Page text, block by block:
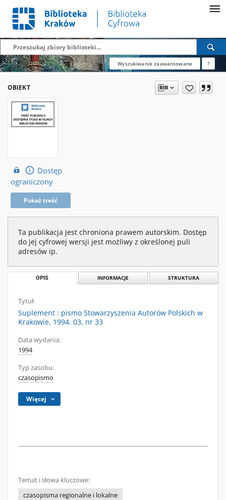
Wyszukiwanie zaawansowane ?
OBIEKT
Dostęp
ograniczony
Pokaż treść
Ta publikacja jest chroniona prawem autorskim. Dostęp
do jej cyfrowej wersji jest możliwy z określonej puli
adresów ip.
OPIS INFORMACJE STRUKTURA
Tytuł:
Suplement : pismo Stowarzyszenia Autorów Polskich w
Krakowie, 1994. 03, nr 33
Data wydania:
1994
Typ zasobu:
czasopismo
Więcej
Temat i słowa kluczowe:
czasopisma regionalne i lokalne